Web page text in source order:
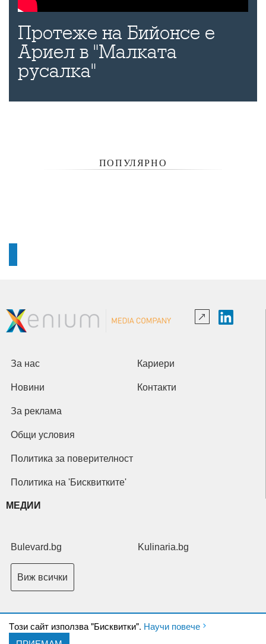
Протеже на Бийонсе е
Ариел в "Малката
русалка"
ПОПУЛЯРНО
Tози сайт използва "Бисквитки". Научи повече
За нас Кариери
Новини Контакти
За реклама
Общи условия
Политика за поверителност
Политика на 'Бисквитките'
МЕДИИ
Bulevard.bg Kulinaria.bg
Виж всички